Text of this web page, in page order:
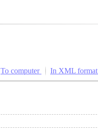
To computer In XML format